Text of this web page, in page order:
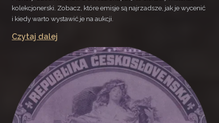
kolekcjonerski. Zobacz, które emisje są najrzadsze, jak je wycenić
i kiedy warto wystawić je na aukcji.
Czytaj dalej